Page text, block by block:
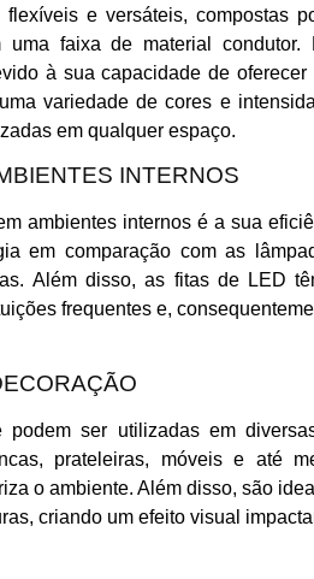
e versáteis, compostas
faixa de material condutor.
à sua capacidade de oferecer
variedade de cores e
em qualquer espaço.
INTERNOS
ambientes internos é a sua
em comparação com as
Além disso, as fitas de LED
frequentes e,
ser utilizadas em
prateleiras, móveis e até
o ambiente. Além disso, são
criando um efeito visual